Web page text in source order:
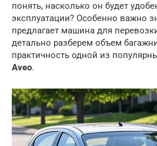
понять, насколько он будет
эксплуатации? Особенно важно
предлагает машина для
детально разберем объем
практичность одной из
Aveo.